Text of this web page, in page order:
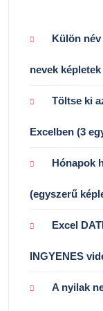
Külön
nevek
Töltse ki
Excelben (3
Hónapok
(egyszerű
Excel
INGYENES
A nyilak